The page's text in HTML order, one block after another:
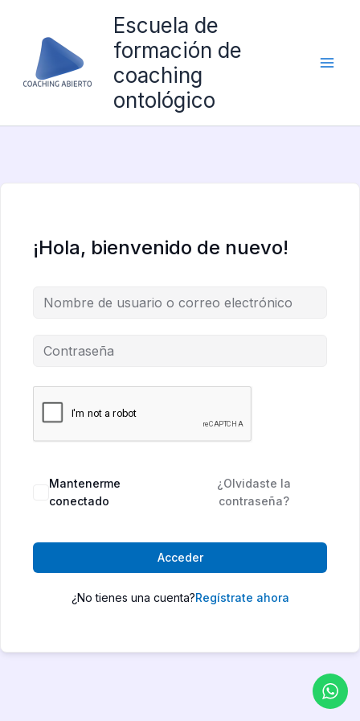
contenido
Escuela de
formación de
coaching
ontológico
¡Hola, bienvenido de nuevo!
Mantenerme
conectado
¿Olvidaste la
contraseña?
Acceder
¿No tienes una cuenta?Regístrate ahora